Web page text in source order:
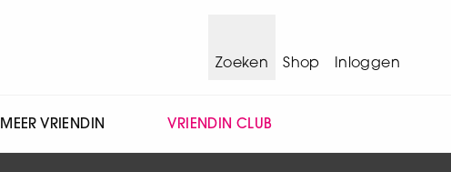
Zoeken
Shop Inloggen
MEER VRIENDIN VRIENDIN CLUB